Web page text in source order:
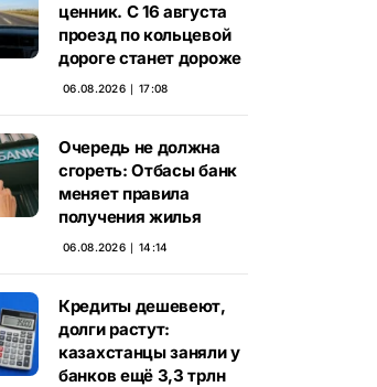
ценник. С 16 августа
проезд по кольцевой
дороге станет дороже
06.08.2026 ∣ 17:08
Очередь не должна
сгореть: Отбасы банк
меняет правила
получения жилья
06.08.2026 ∣ 14:14
Кредиты дешевеют,
долги растут:
казахстанцы заняли у
банков ещё 3,3 трлн